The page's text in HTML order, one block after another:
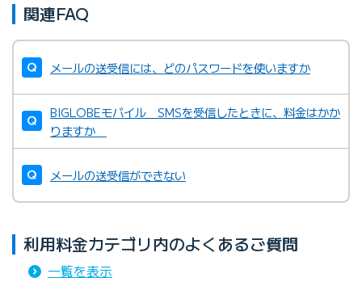
関連FAQ
メールの送受信には、どのパスワードを使いますか
BIGLOBEモバイル SMSを受信したときに、料金はかか
りますか
メールの送受信ができない
利用料金カテゴリ内のよくあるご質問
一覧を表示